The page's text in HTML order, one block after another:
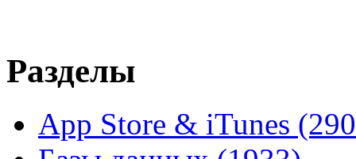
Разделы
App Store & iTunes